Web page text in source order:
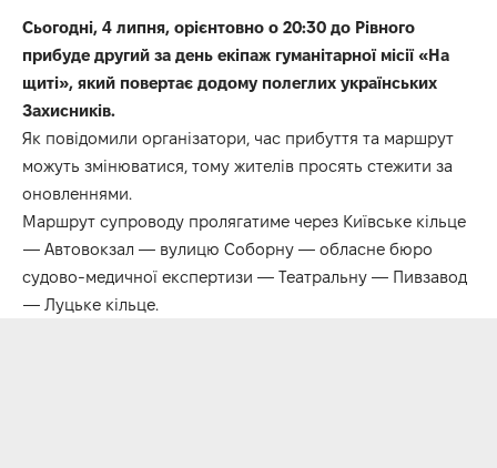
Сьогодні, 4 липня, орієнтовно о 20:30 до Рівного
прибуде другий за день екіпаж гуманітарної місії «На
щиті», який повертає додому полеглих українських
Захисників.
Як повідомили організатори, час прибуття та маршрут
можуть змінюватися, тому жителів просять стежити за
оновленнями.
Маршрут супроводу пролягатиме через Київське кільце
— Автовокзал — вулицю Соборну — обласне бюро
судово-медичної експертизи — Театральну — Пивзавод
— Луцьке кільце.